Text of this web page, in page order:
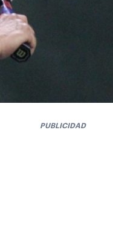
PUBLICIDAD